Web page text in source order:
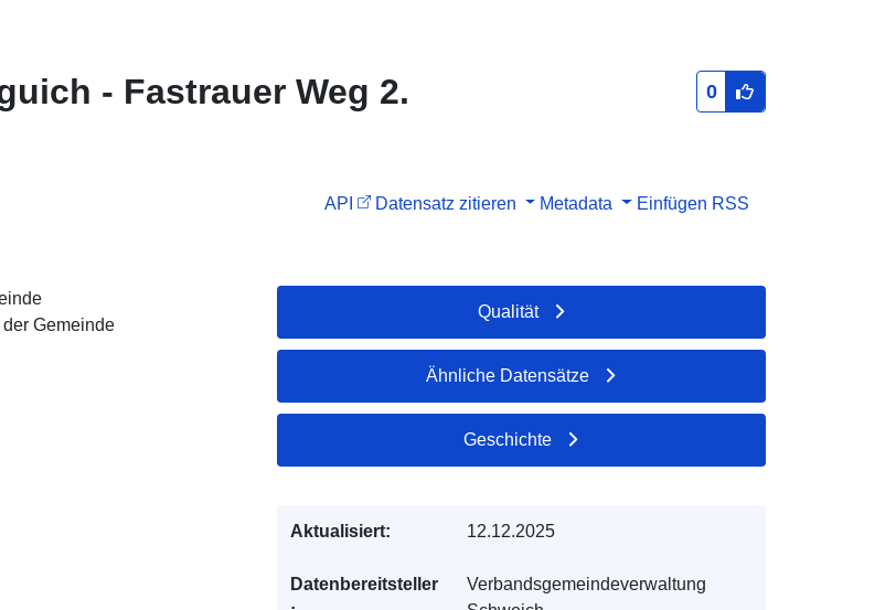
- Fastrauer Weg 2.
0
API Datensatz zitieren Metadata Einfügen RSS
Gemeinde
Qualität
Ähnliche Datensätze
Geschichte
Aktualisiert: 12.12.2025
Datenbereitsteller
Verbandsgemeindeverwaltung